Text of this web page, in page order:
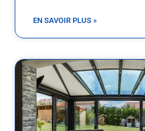
EN SAVOIR PLUS »